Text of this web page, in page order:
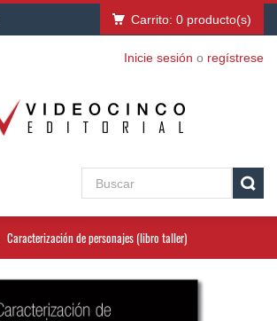
Carrito: 0 producto(s)
Inicie sesión o regístrese
Caracterización de personajes (libro taller)